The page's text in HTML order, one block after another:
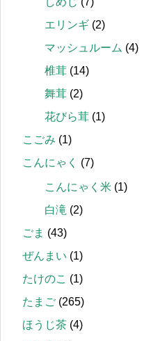
エリンギ (2)
マッシュルーム (4)
椎茸 (14)
舞茸 (2)
花びら茸 (1)
こごみ (1)
こんにゃく
(7)
こんにゃく米 (1)
白滝 (2)
ごま (43)
ぜんまい (1)
たけのこ (1)
たまご (265)
ほうじ茶 (4)